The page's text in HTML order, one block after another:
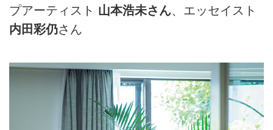
プアーティスト 山本浩未さん、エッセイスト
内田彩仍さん